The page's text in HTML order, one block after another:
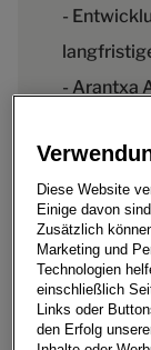
-
- Arantxa
und
SEAT S.A. hat
ernannt. In
Spanierin für
Diese Website
Einige davon
Zusätzlich
Marketing und
Technologien
einschließlich
Links oder
den Erfolg